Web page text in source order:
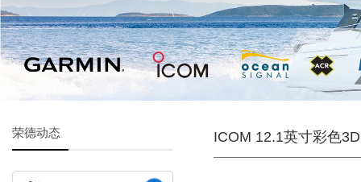
荣德动态 ICOM 12.1英寸彩色